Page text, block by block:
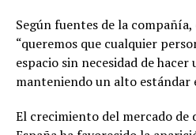
Según fuentes de la
“queremos que cualquier
espacio sin necesidad de
manteniendo un alto estándar
El crecimiento del mercado de